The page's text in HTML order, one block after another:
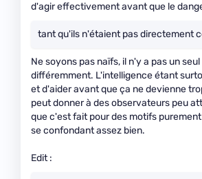
d'agir effectivement avant que le
tant qu'ils n'étaient pas directement
Ne soyons pas naïfs, il n'y a pas un
différemment. L'intelligence étant
et d'aider avant que ça ne devienne
peut donner à des observateurs peu
que c'est fait pour des motifs
se confondant assez bien.
Edit :